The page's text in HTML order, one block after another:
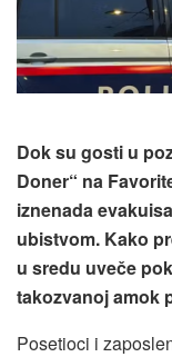
Dok su gosti u
Doner“ na
iznenada
ubistvom. Kako
u sredu uveče
takozvanoj amok
Posetioci i